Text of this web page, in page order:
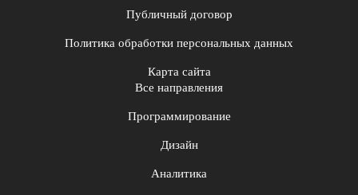
Публичный договор
Политика обработки персональных данных
Карта сайта
Все направления
Программирование
Дизайн
Аналитика